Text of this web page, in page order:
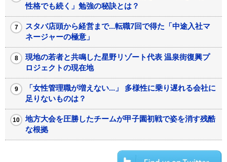
性格でも続く」勉強の秘訣とは？
スタバ店頭から経営まで...転職7回で得た「中途入社マ
ネージャーの極意」
現地の若者と共鳴した星野リゾート代表 温泉街復興プ
ロジェクトの現在地
「女性管理職が増えない...」 多様性に乗り遅れる会社に
足りないものは？
地方大会を圧勝したチームが甲子園初戦で姿を消す残酷
な根拠